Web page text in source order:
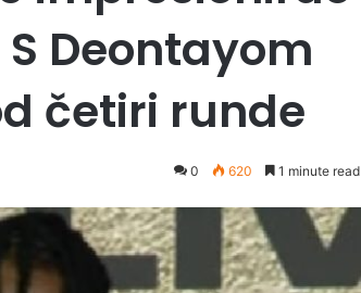
Deontayom
četiri runde
0 620 1 minute read